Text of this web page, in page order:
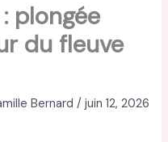
plongée
du fleuve
Bernard/juin 12, 2026